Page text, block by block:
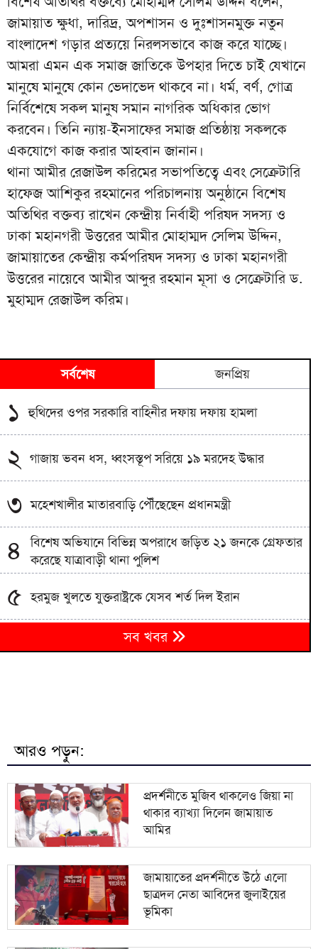
জামায়াত ক্ষুধা, দারিদ্র, অপশাসন ও দুঃশাসনমুক্ত নতুন
বাংলাদেশ গড়ার প্রত্যয়ে নিরলসভাবে কাজ করে যাচ্ছে।
আমরা এমন এক সমাজ জাতিকে উপহার দিতে চাই যেখানে
মানুষে মানুষে কোন ভেদাভেদ থাকবে না। ধর্ম, বর্ণ, গোত্র
নির্বিশেষে সকল মানুষ সমান নাগরিক অধিকার ভোগ
করবেন। তিনি ন্যায়-ইনসাফের সমাজ প্রতিষ্ঠায় সকলকে
একযোগে কাজ করার আহবান জানান।
থানা আমীর রেজাউল করিমের সভাপতিত্বে এবং সেক্রেটারি
হাফেজ আশিকুর রহমানের পরিচালনায় অনুষ্ঠানে বিশেষ
অতিথির বক্তব্য রাখেন কেন্দ্রীয় নির্বাহী পরিষদ সদস্য ও
ঢাকা মহানগরী উত্তরের আমীর মোহাম্মদ সেলিম উদ্দিন,
জামায়াতের কেন্দ্রীয় কর্মপরিষদ সদস্য ও ঢাকা মহানগরী
উত্তরের নায়েবে আমীর আব্দুর রহমান মূসা ও সেক্রেটারি ড.
মুহাম্মদ রেজাউল করিম।
সর্বশেষ জনপ্রিয়
১ হুথিদের ওপর সরকারি বাহিনীর দফায় দফায় হামলা
২ গাজায় ভবন ধস, ধ্বংসস্তূপ সরিয়ে ১৯ মরদেহ উদ্ধার
৩ মহেশখালীর মাতারবাড়ি পৌঁছেছেন প্রধানমন্ত্রী
৪
বিশেষ অভিযানে বিভিন্ন অপরাধে জড়িত ২১ জনকে গ্রেফতার
করেছে যাত্রাবাড়ী থানা পুলিশ
৫ হরমুজ খুলতে যুক্তরাষ্ট্রকে যেসব শর্ত দিল ইরান
চাঁপাইনবাবগঞ্জে জাল নোট তৈরির সরঞ্জমানসহ গ্রেফতার ২
৯ নারী কর্মী
১০ ২৭ দেশে মিশন নেই, সেবাবঞ্চিত ৫৬ হাজার প্রবাসী
সব খবর
আরও পড়ুন:
প্রদর্শনীতে মুজিব থাকলেও জিয়া না
থাকার ব্যাখ্যা দিলেন জামায়াত
আমির
জামায়াতের প্রদর্শনীতে উঠে এলো
ছাত্রদল নেতা আবিদের জুলাইয়ের
ভূমিকা